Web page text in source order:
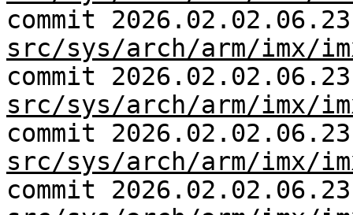
commit
src/sys/arch/arm/imx/
commit
src/sys/arch/arm/imx/
commit
src/sys/arch/arm/imx/
commit